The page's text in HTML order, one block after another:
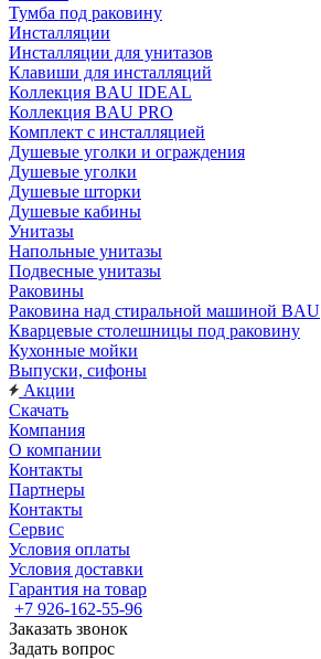
Тумба под раковину
Инсталляции
Инсталляции для унитазов
Клавиши для инсталляций
Коллекция BAU IDEAL
Коллекция BAU PRO
Комплект с инсталляцией
Душевые уголки и ограждения
Душевые уголки
Душевые шторки
Душевые кабины
Унитазы
Напольные унитазы
Подвесные унитазы
Раковины
Раковина над стиральной машиной BAU
Кварцевые столешницы под раковину
Кухонные мойки
Выпуски, сифоны
Акции
Скачать
Компания
О компании
Контакты
Партнеры
Контакты
Сервис
Условия оплаты
Условия доставки
Гарантия на товар
+7 926-162-55-96
Заказать звонок
Задать вопрос